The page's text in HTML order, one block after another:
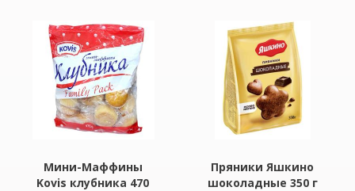
Мини-Маффины
Kovis клубника 470
Пряники Яшкино
шоколадные 350 г